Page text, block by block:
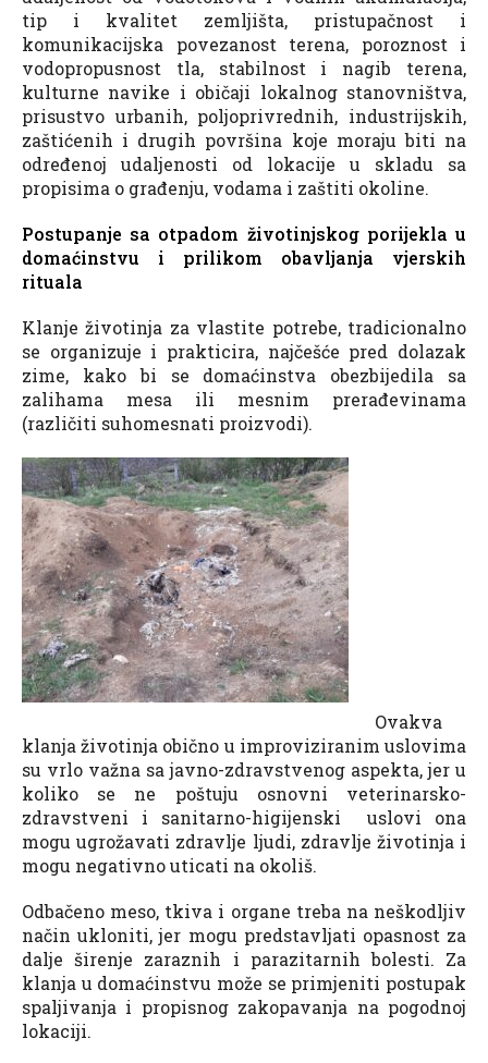
tip i kvalitet zemljišta, pristupačnost i
komunikacijska povezanost terena, poroznost i
vodopropusnost tla, stabilnost i nagib terena,
kulturne navike i običaji lokalnog stanovništva,
prisustvo urbanih, poljoprivrednih, industrijskih,
zaštićenih i drugih površina koje moraju biti na
određenoj udaljenosti od lokacije u skladu sa
propisima o građenju, vodama i zaštiti okoline.
Postupanje sa otpadom životinjskog porijekla u
domaćinstvu i prilikom obavljanja vjerskih
rituala
Klanje životinja za vlastite potrebe, tradicionalno
se organizuje i prakticira, najčešće pred dolazak
zime, kako bi se domaćinstva obezbijedila sa
zalihama mesa ili mesnim prerađevinama
(različiti suhomesnati proizvodi).
Ovakva
klanja životinja obično u improviziranim uslovima
su vrlo važna sa javno-zdravstvenog aspekta, jer u
koliko se ne poštuju osnovni veterinarsko-
zdravstveni i sanitarno-higijenski uslovi ona
mogu ugrožavati zdravlje ljudi, zdravlje životinja i
mogu negativno uticati na okoliš.
Odbačeno meso, tkiva i organe treba na neškodljiv
način ukloniti, jer mogu predstavljati opasnost za
dalje širenje zaraznih i parazitarnih bolesti. Za
klanja u domaćinstvu može se primjeniti postupak
spaljivanja i propisnog zakopavanja na pogodnoj
lokaciji.